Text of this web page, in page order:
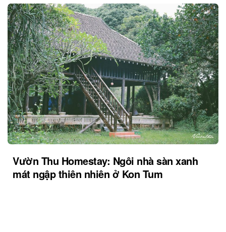
Vườn Thu Homestay: Ngôi nhà sàn xanh
mát ngập thiên nhiên ở Kon Tum